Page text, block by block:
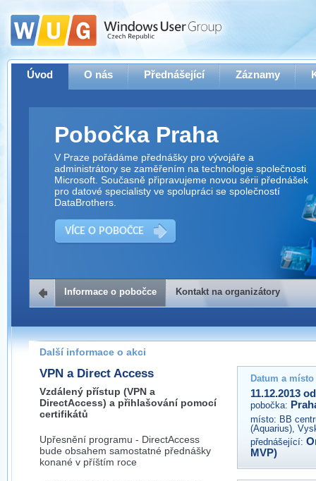
Úvod O nás Přednášející Záznamy
Pobočka Praha
V Praze pořádáme přednášky pro vývojáře a
administrátory se zaměřením na technologie společnosti
Microsoft. Současně připravujeme novou sérii přednášek
pro datové specialisty ve spolupráci se společností
DataBrothers.
VÍCE O POBOČCE
Kontakt na organizátory
Pokud máte jakýkoliv dotaz na organizátory této akce,
prosím neváhejte nás kontaktovat na e-mailu:
praha@wug.cz
Informace o pobočce Kontakt na organizátory
Další informace o akci
VPN a Direct Access
Vzdálený přístup (VPN a
DirectAccess) a přihlašování pomocí
certifikátů
Upřesnění programu - DirectAccess
bude obsahem samostatné přednášky
konané v příštím roce
Datum a
11.12.2013
pobočka:
místo: BB
(Aquarius),
přednášející:
MVP)